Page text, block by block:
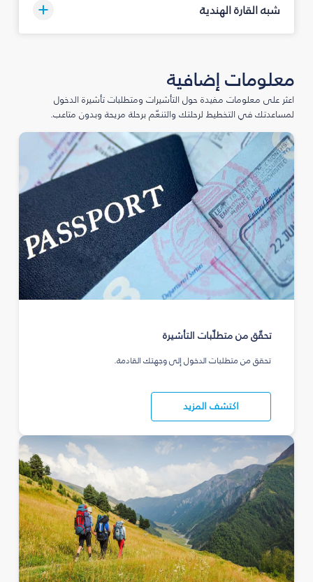
شبه القارة الهندية
معلومات إضافية
اعثر على معلومات مفيدة حول التأشيرات ومتطلبات تأشيرة الدخول
لمساعدتك في التخطيط لرحلتك والتنعّم برحلة مريحة وبدون متاعب.
تحقّق من متطلّبات التأشيرة
تحقق من متطلبات الدخول إلى وجهتك القادمة.
اكتشف المزيد